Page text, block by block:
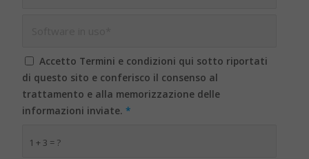
Accetto Termini e condizioni qui sotto riportati
di questo sito e conferisco il consenso al
trattamento e alla memorizzazione delle
informazioni inviate.*
1 + 3 = ?